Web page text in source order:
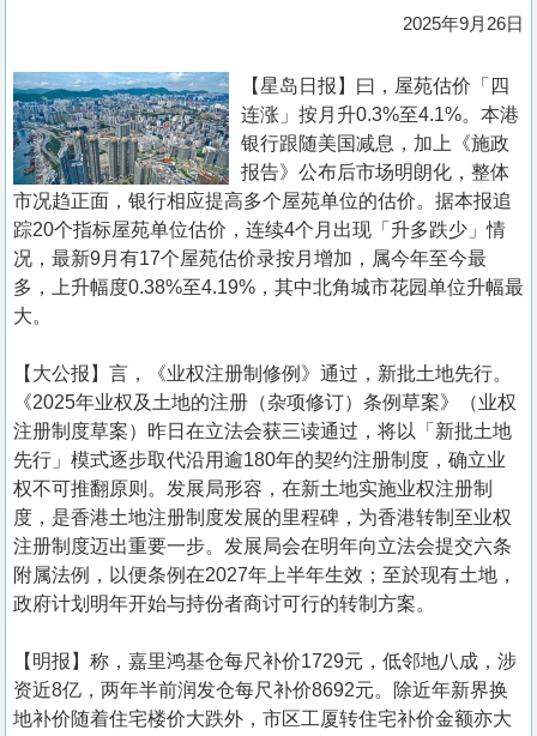
置
业
手
册
关
於
我
们
2025年9月26日
【星岛日报】曰，屋苑估价「四
连涨」按月升0.3%至4.1%。本港
银行跟随美国减息，加上《施政
报告》公布后市场明朗化，整体
市况趋正面，银行相应提高多个屋苑单位的估价。据本报追
踪20个指标屋苑单位估价，连续4个月出现「升多跌少」情
况，最新9月有17个屋苑估价录按月增加，属今年至今最
多，上升幅度0.38%至4.19%，其中北角城市花园单位升幅最
大。
【大公报】言，《业权注册制修例》通过，新批土地先行。
《2025年业权及土地的注册（杂项修订）条例草案》（业权
注册制度草案）昨日在立法会获三读通过，将以「新批土地
先行」模式逐步取代沿用逾180年的契约注册制度，确立业
权不可推翻原则。发展局形容，在新土地实施业权注册制
度，是香港土地注册制度发展的里程碑，为香港转制至业权
注册制度迈出重要一步。发展局会在明年向立法会提交六条
附属法例，以便条例在2027年上半年生效；至於现有土地，
政府计划明年开始与持份者商讨可行的转制方案。
【明报】称，嘉里鸿基仓每尺补价1729元，低邻地八成，涉
资近8亿，两年半前润发仓每尺补价8692元。除近年新界换
地补价随着住宅楼价大跌外，市区工厦转住宅补价金额亦大